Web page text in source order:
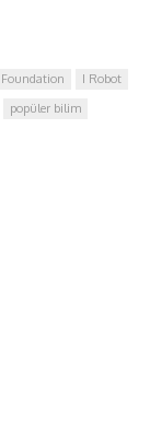
Foundation
I Robot
popüler bilim